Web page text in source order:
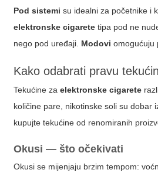
Pod sistemi su idealni za početnike i
elektronske cigarete tipa pod ne
nego pod uređaji. Modovi omogućuju
Kako odabrati pravu
Tekućine zaelektronske cigarete
količine pare, nikotinske soli su dobar
kupujte tekućine od renomiranih
Okusi — što očekivati
Okusi se mijenjaju brzim tempom: